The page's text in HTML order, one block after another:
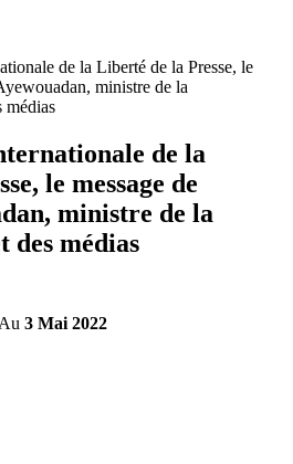
de la Liberté de la Presse, le
ministre de la
médias
de la
le message de
ministre de la
des médias
Au 3 Mai 2022